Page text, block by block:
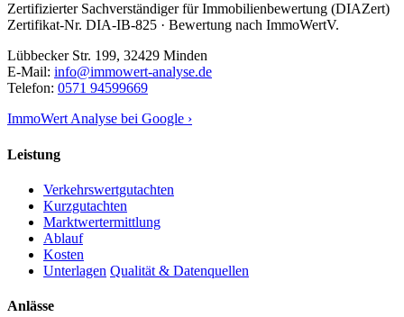
Zertifizierter Sachverständiger für Immobilienbewertung (DIAZert)
Zertifikat-Nr. DIA-IB-825 · Bewertung nach ImmoWertV.
Lübbecker Str. 199, 32429 Minden
E-Mail: info@immowert-analyse.de
Telefon: 0571 94599669
ImmoWert Analyse bei Google ›
Leistung
Verkehrswertgutachten
Kurzgutachten
Marktwertermittlung
Ablauf
Kosten
Unterlagen Qualität & Datenquellen
Anlässe